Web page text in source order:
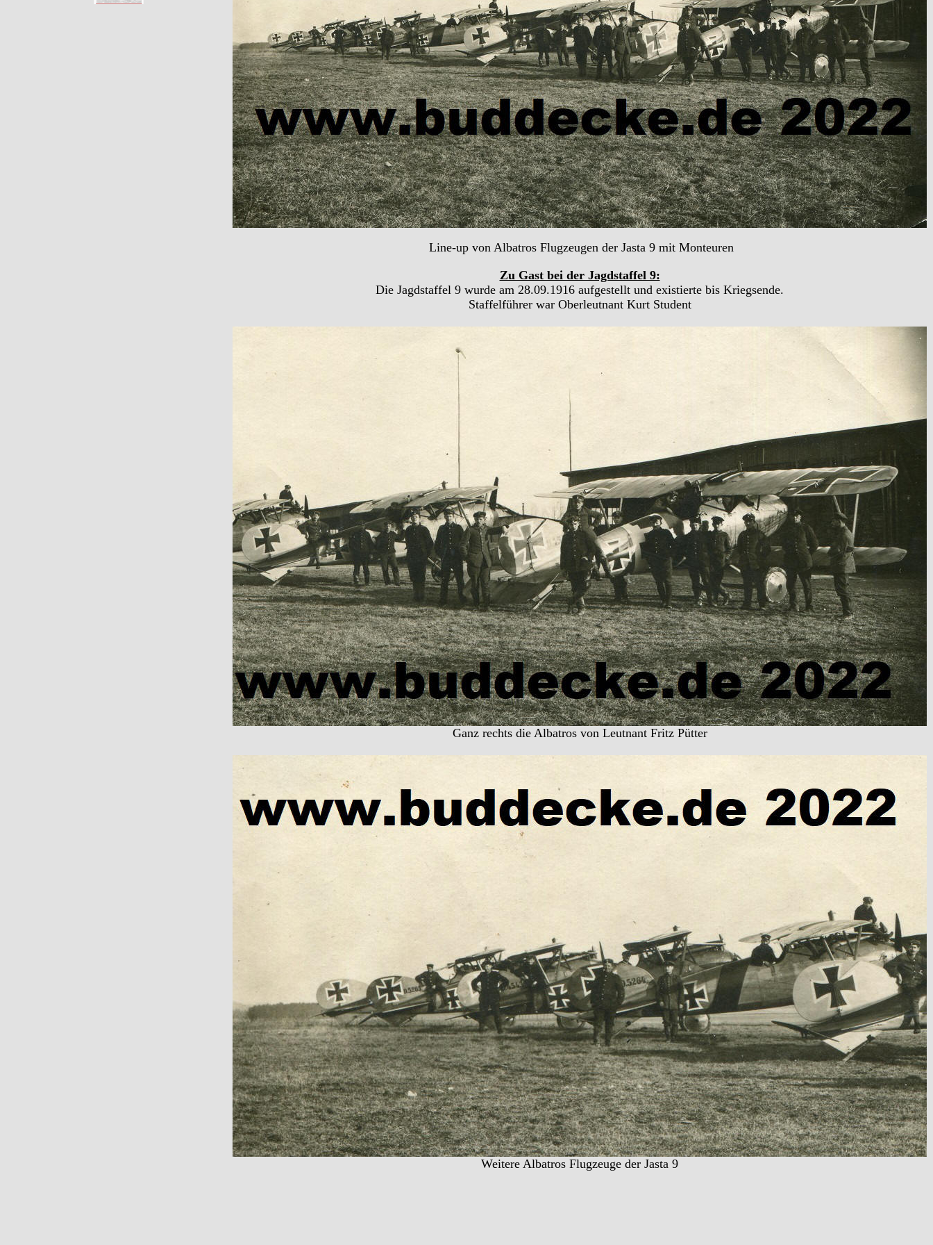
Line-up von Albatros Flugzeugen der Jasta 9 mit Monteuren
Zu Gast bei der Jagdstaffel 9:
Die Jagdstaffel 9 wurde am 28.09.1916 aufgestellt und existierte bis Kriegsende.
Staffelführer war Oberleutnant Kurt Student
Ganz rechts die Albatros von Leutnant Fritz Pütter
Weitere Albatros Flugzeuge der Jasta 9